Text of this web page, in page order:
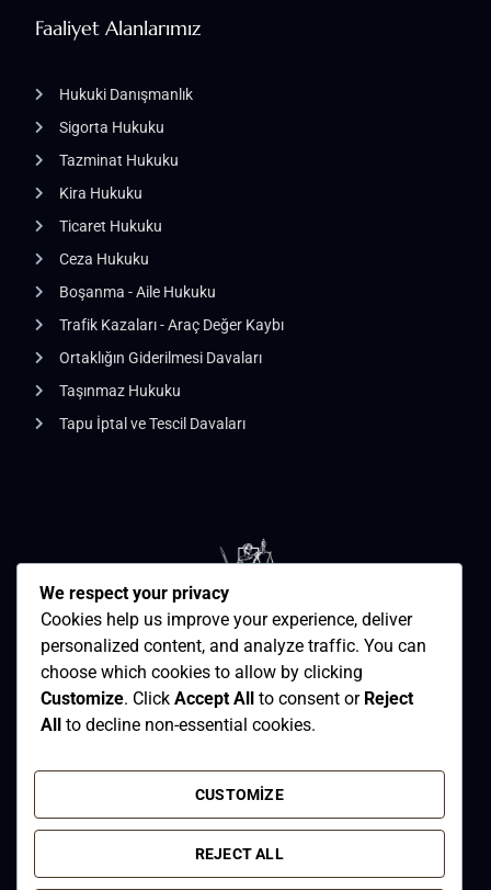
Samsun Avukat - Avukat Merve Nazlı Acar.
All rights reserved.
Faaliyet Alanlarımız
Hukuki Danışmanlık
Sigorta Hukuku
Tazminat Hukuku
Kira Hukuku
Ticaret Hukuku
Ceza Hukuku
Boşanma - Aile Hukuku
Trafik Kazaları - Araç Değer Kaybı
Ortaklığın Giderilmesi Davaları
Taşınmaz Hukuku
Tapu İptal ve Tescil Davaları
We respect your privacy
Cookies help us improve your experience, deliver
personalized content, and analyze traffic. You can
choose which cookies to allow by clicking
Customize. Click Accept All to consent or Reject
All to decline non-essential cookies.
CUSTOMIZE
REJECT ALL